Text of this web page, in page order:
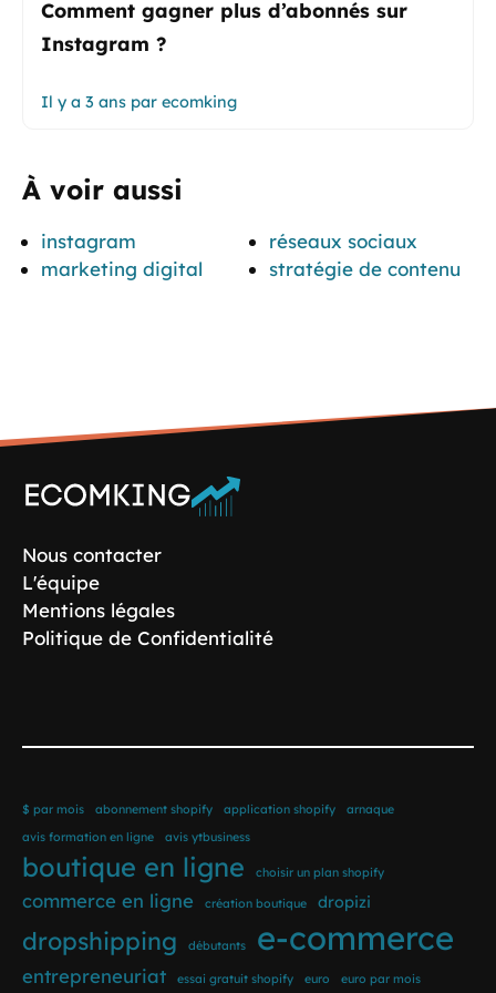
Comment gagner plus d’abonnés sur
Instagram ?
Il y a 3 ans par ecomking
À voir aussi
instagram
marketing digital
réseaux sociaux
stratégie de contenu
Nous contacter
L'équipe
Mentions légales
Politique de Confidentialité
$ par mois abonnement shopify application shopify
arnaque
avis formation en ligne
avis ytbusiness
boutique en ligne choisir un plan shopify
commerce en ligne création boutique dropizi
dropshipping débutants e-commerce
entrepreneuriat essai gratuit shopify euro euro par mois